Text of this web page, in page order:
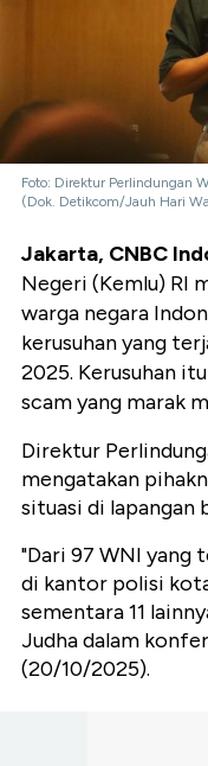
Foto: Direktur Perlindungan
(Dok. Detikcom/Jauh Hari
Jakarta, CNBC
Negeri (Kemlu) RI
warga negara
kerusuhan yang
2025. Kerusuhan
scam yang marak
Direktur
mengatakan
situasi di lapangan
"Dari 97 WNI yang
di kantor polisi
sementara 11
Judha dalam
(20/10/2025).